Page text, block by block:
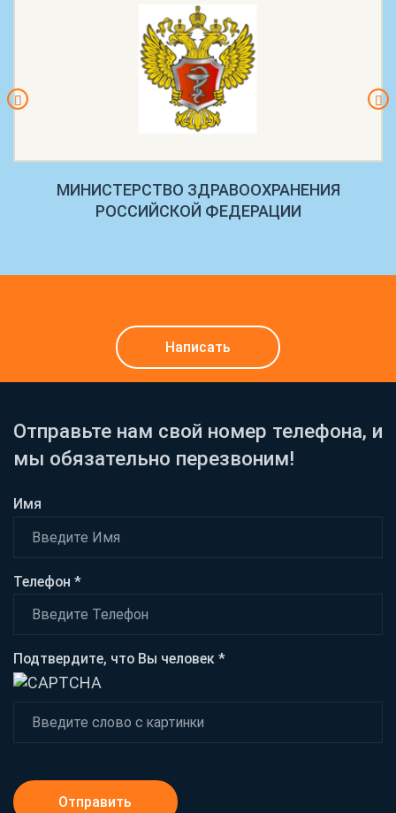
МИНИСТЕРСТВО ЗДРАВООХРАНЕНИЯ
РОССИЙСКОЙ ФЕДЕРАЦИИ
Написать
Отправьте нам свой номер телефона, и
мы обязательно перезвоним!
Имя
Телефон *
Подтвердите, что Вы человек *
Отправить